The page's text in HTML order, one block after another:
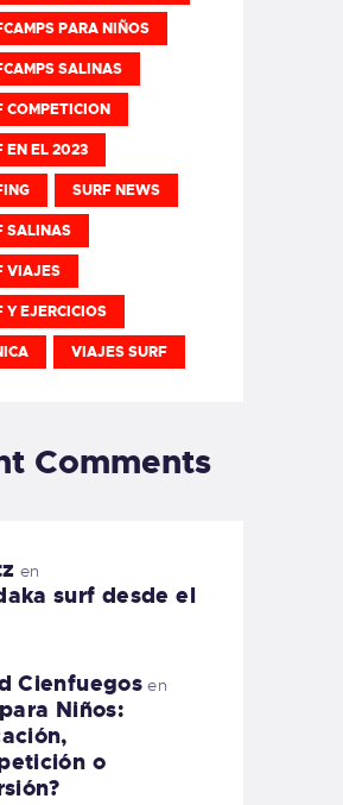
PARA NIÑOS
SALINAS
COMPETICION
EN EL 2023
SURF NEWS
SALINAS
VIAJES
Y EJERCICIOS
VIAJES SURF
Comments
en
surf desde el
Cienfuegos en
Niños:
o